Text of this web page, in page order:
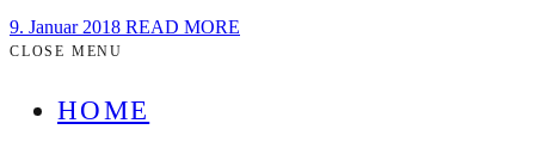
9. Januar 2018 READ MORE
CLOSE MENU
HOME